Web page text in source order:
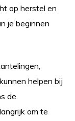
op herstel en
je beginnen
helpen bij
de
om te